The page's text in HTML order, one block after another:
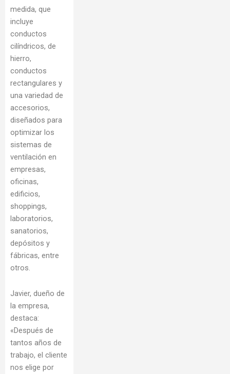
medida, que
incluye
conductos
cilíndricos, de
hierro,
conductos
rectangulares y
una variedad de
accesorios,
diseñados para
optimizar los
sistemas de
ventilación en
empresas,
oficinas,
edificios,
shoppings,
laboratorios,
sanatorios,
depósitos y
fábricas, entre
otros.
Javier, dueño de
la empresa,
destaca:
«Después de
tantos años de
trabajo, el cliente
nos elige por